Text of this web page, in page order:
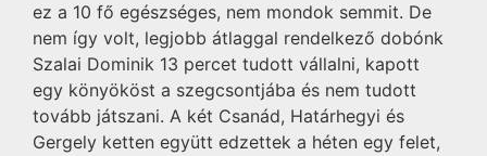
ez a 10 fő egészséges, nem mondok semmit. De
nem így volt, legjobb átlaggal rendelkező dobónk
Szalai Dominik 13 percet tudott vállalni, kapott
egy könyököst a szegcsontjába és nem tudott
tovább játszani. A két Csanád, Határhegyi és
Gergely ketten együtt edzettek a héten egy felet,